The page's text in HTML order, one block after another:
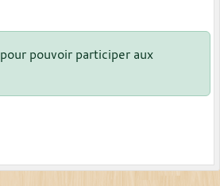
pour pouvoir participer aux